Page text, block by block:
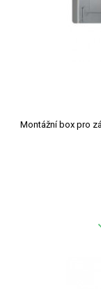
Montážní box pro